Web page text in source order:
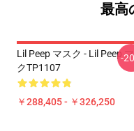
最高
Lil Peep マスク - Lil Peep
クTP1107
￥288,405 - ￥326,250
-